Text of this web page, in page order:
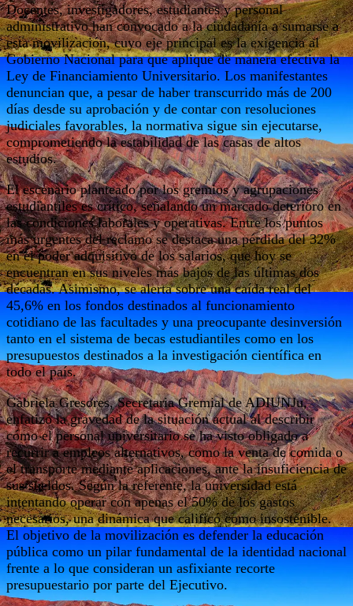
Docentes, investigadores, estudiantes y personal
administrativo han convocado a la ciudadanía a sumarse a
esta movilización, cuyo eje principal es la exigencia al
Gobierno Nacional para que aplique de manera efectiva la
Ley de Financiamiento Universitario. Los manifestantes
denuncian que, a pesar de haber transcurrido más de 200
días desde su aprobación y de contar con resoluciones
judiciales favorables, la normativa sigue sin ejecutarse,
comprometiendo la estabilidad de las casas de altos
estudios.
El escenario planteado por los gremios y agrupaciones
estudiantiles es crítico, señalando un marcado deterioro en
las condiciones laborales y operativas. Entre los puntos
más urgentes del reclamo se destaca una pérdida del 32%
en el poder adquisitivo de los salarios, que hoy se
encuentran en sus niveles más bajos de las últimas dos
décadas. Asimismo, se alerta sobre una caída real del
45,6% en los fondos destinados al funcionamiento
cotidiano de las facultades y una preocupante desinversión
tanto en el sistema de becas estudiantiles como en los
presupuestos destinados a la investigación científica en
todo el país.
Gabriela Gresores, Secretaria Gremial de ADIUNJu,
enfatizó la gravedad de la situación actual al describir
cómo el personal universitario se ha visto obligado a
recurrir a empleos alternativos, como la venta de comida o
el transporte mediante aplicaciones, ante la insuficiencia de
sus sueldos. Según la referente, la universidad está
intentando operar con apenas el 50% de los gastos
necesarios, una dinámica que calificó como insostenible.
El objetivo de la movilización es defender la educación
pública como un pilar fundamental de la identidad nacional
frente a lo que consideran un asfixiante recorte
presupuestario por parte del Ejecutivo.